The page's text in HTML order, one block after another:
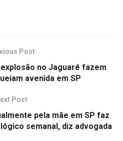
Post
no Jaguaré fazem
avenida em SP
Post
pela mãe em SP faz
semanal, diz advogada